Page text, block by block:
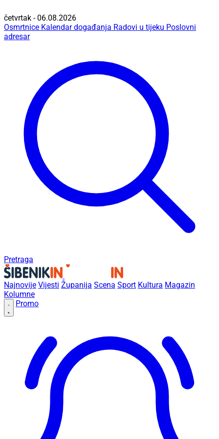
četvrtak - 06.08.2026
Osmrtnice Kalendar događanja Radovi u tijeku Poslovni
adresar
Pretraga
Najnovije Vijesti Županija Scena Sport Kultura Magazin
Kolumne
Promo